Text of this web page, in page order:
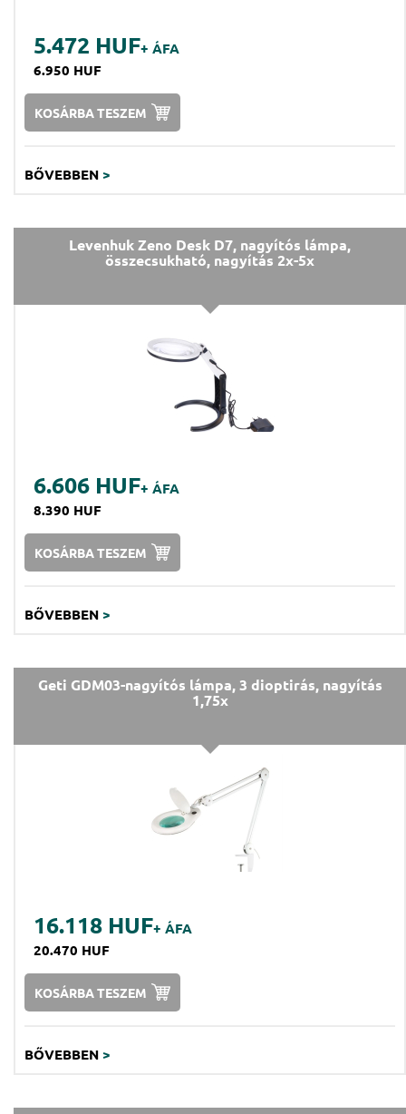
5.472 HUF+ ÁFA
6.950 HUF
KOSÁRBA TESZEM
BŐVEBBEN >
Levenhuk Zeno Desk D7, nagyítós lámpa,
összecsukható, nagyítás 2x-5x
6.606 HUF+ ÁFA
8.390 HUF
KOSÁRBA TESZEM
BŐVEBBEN >
Geti GDM03-nagyítós lámpa, 3 dioptirás, nagyítás
1,75x
16.118 HUF+ ÁFA
20.470 HUF
KOSÁRBA TESZEM
BŐVEBBEN >